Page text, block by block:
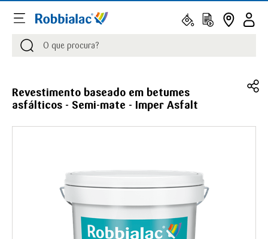
Procurar
Procurar
Revestimento baseado em betumes
asfálticos - Semi-mate - Imper Asfalt